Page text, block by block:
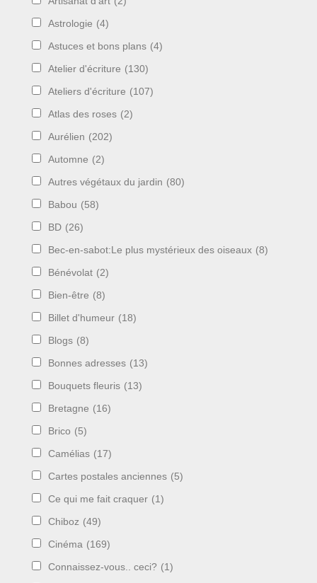
Astrologie (4)
Astuces et bons plans (4)
Atelier d'écriture (130)
Ateliers d'écriture (107)
Atlas des roses (2)
Aurélien (202)
Automne (2)
Autres végétaux du jardin (80)
Babou (58)
BD (26)
Bec-en-sabot:Le plus mystérieux des oiseaux (8)
Bénévolat (2)
Bien-être (8)
Billet d'humeur (18)
Blogs (8)
Bonnes adresses (13)
Bouquets fleuris (13)
Bretagne (16)
Brico (5)
Camélias (17)
Cartes postales anciennes (5)
Ce qui me fait craquer (1)
Chiboz (49)
Cinéma (169)
Connaissez-vous.. ceci? (1)